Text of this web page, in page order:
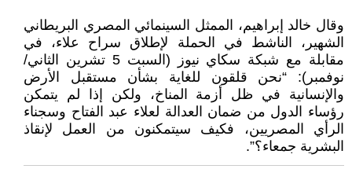
وقال خالد إبراهيم، الممثل السينمائي المصري البريطاني
الشهير، الناشط في الحملة لإطلاق سراح علاء، في
مقابلة مع شبكة سكاي نيوز (السبت 5 تشرين الثاني/
نوفمبر): “نحن قلقون للغاية بشأن مستقبل الأرض
والإنسانية في ظل أزمة المناخ، ولكن إذا لم يتمكن
رؤساء الدول من ضمان العدالة لعلاء عبد الفتاح وسجناء
الرأي المصريين، فكيف سيتمكنون من العمل لإنقاذ
البشرية جمعاء؟”.